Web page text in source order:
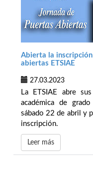
Abierta la
abiertas ETSIAE
27.03.2023
La ETSIAE abre
académica de
sábado 22 de abril y
inscripción.
Leer más